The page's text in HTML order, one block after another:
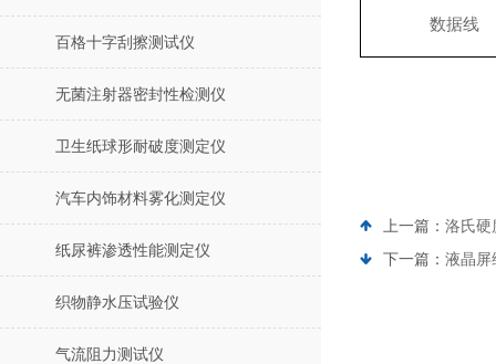
百格十字刮擦测试仪
无菌注射器密封性检测仪
卫生纸球形耐破度测定仪
汽车内饰材料雾化测定仪
纸尿裤渗透性能测定仪
织物静水压试验仪
气流阻力测试仪
数据线
上一篇： 洛氏硬
下一篇： 液晶屏